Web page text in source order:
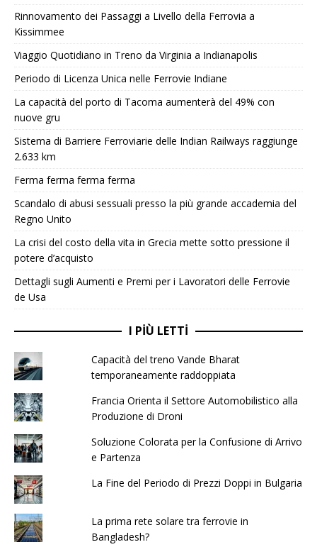
Rinnovamento dei Passaggi a Livello della Ferrovia a
Kissimmee
Viaggio Quotidiano in Treno da Virginia a Indianapolis
Periodo di Licenza Unica nelle Ferrovie Indiane
La capacità del porto di Tacoma aumenterà del 49% con
nuove gru
Sistema di Barriere Ferroviarie delle Indian Railways raggiunge
2.633 km
Ferma ferma ferma ferma
Scandalo di abusi sessuali presso la più grande accademia del
Regno Unito
La crisi del costo della vita in Grecia mette sotto pressione il
potere d’acquisto
Dettagli sugli Aumenti e Premi per i Lavoratori delle Ferrovie
de Usa
I PIÙ LETTI
Capacità del treno Vande Bharat
temporaneamente raddoppiata
Francia Orienta il Settore Automobilistico alla
Produzione di Droni
Soluzione Colorata per la Confusione di Arrivo
e Partenza
La Fine del Periodo di Prezzi Doppi in Bulgaria
La prima rete solare tra ferrovie in
Bangladesh?